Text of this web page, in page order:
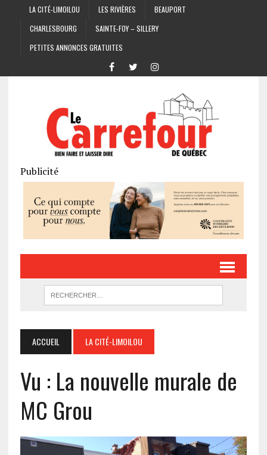
LA CITÉ-LIMOILOU LES RIVIÈRES
BEAUPORT
CHARLESBOURG
SAINTE-FOY – SILLERY
PETITES ANNONCES GRATUITES
Publicité
ACCUEIL LA CITÉ-LIMOILOU
Vu : La nouvelle murale de
MC Grou